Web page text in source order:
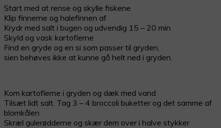
Start med at rense og skylle fiskene
Klip finnerne og halefinnen af
Krydr med salt i bugen og udvendig 15 – 20 min
Skyld og vask kartoflerne
Find en gryde og en si som passer til gryden,
sien behøves ikke at kunne gå helt ned i gryden.
Kom kartoflerne i gryden og dæk med vand
Tilsæt lidt salt. Tag 3 – 4 broccoli buketter og det samme af
blomkålen
Skræl gulerødderne og skær dem over i halve stykker